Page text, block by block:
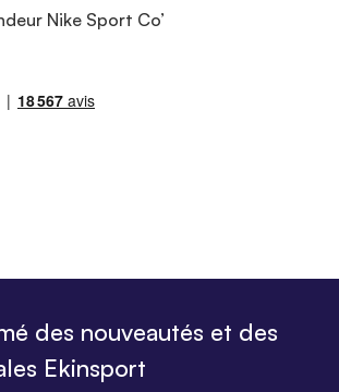
Nike Sport Co’
des nouveautés et des
Ekinsport